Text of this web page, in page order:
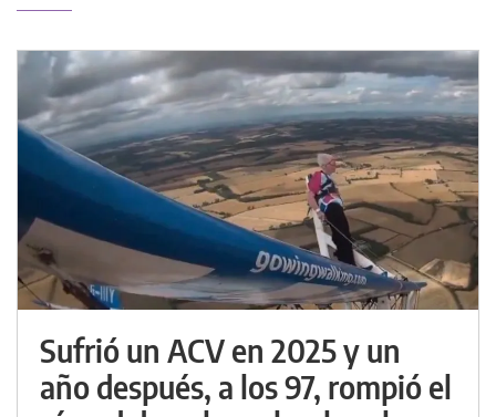
Sufrió un ACV en 2025 y un
año después, a los 97, rompió el